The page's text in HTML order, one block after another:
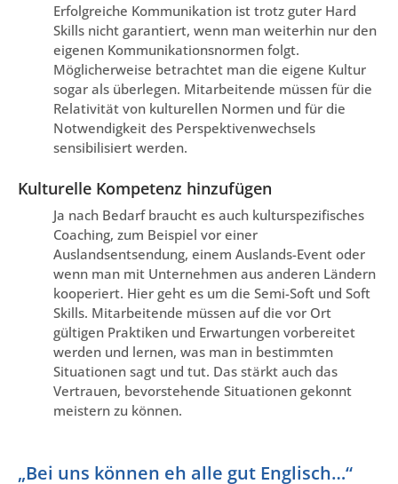
Erfolgreiche Kommunikation ist trotz guter Hard
Skills nicht garantiert, wenn man weiterhin nur den
eigenen Kommunikationsnormen folgt.
Möglicherweise betrachtet man die eigene Kultur
sogar als überlegen. Mitarbeitende müssen für die
Relativität von kulturellen Normen und für die
Notwendigkeit des Perspektivenwechsels
sensibilisiert werden.
Kulturelle Kompetenz hinzufügen
Ja nach Bedarf braucht es auch kulturspezifisches
Coaching, zum Beispiel vor einer
Auslandsentsendung, einem Auslands-Event oder
wenn man mit Unternehmen aus anderen Ländern
kooperiert. Hier geht es um die Semi-Soft und Soft
Skills. Mitarbeitende müssen auf die vor Ort
gültigen Praktiken und Erwartungen vorbereitet
werden und lernen, was man in bestimmten
Situationen sagt und tut. Das stärkt auch das
Vertrauen, bevorstehende Situationen gekonnt
meistern zu können.
„Bei uns können eh alle gut Englisch…“